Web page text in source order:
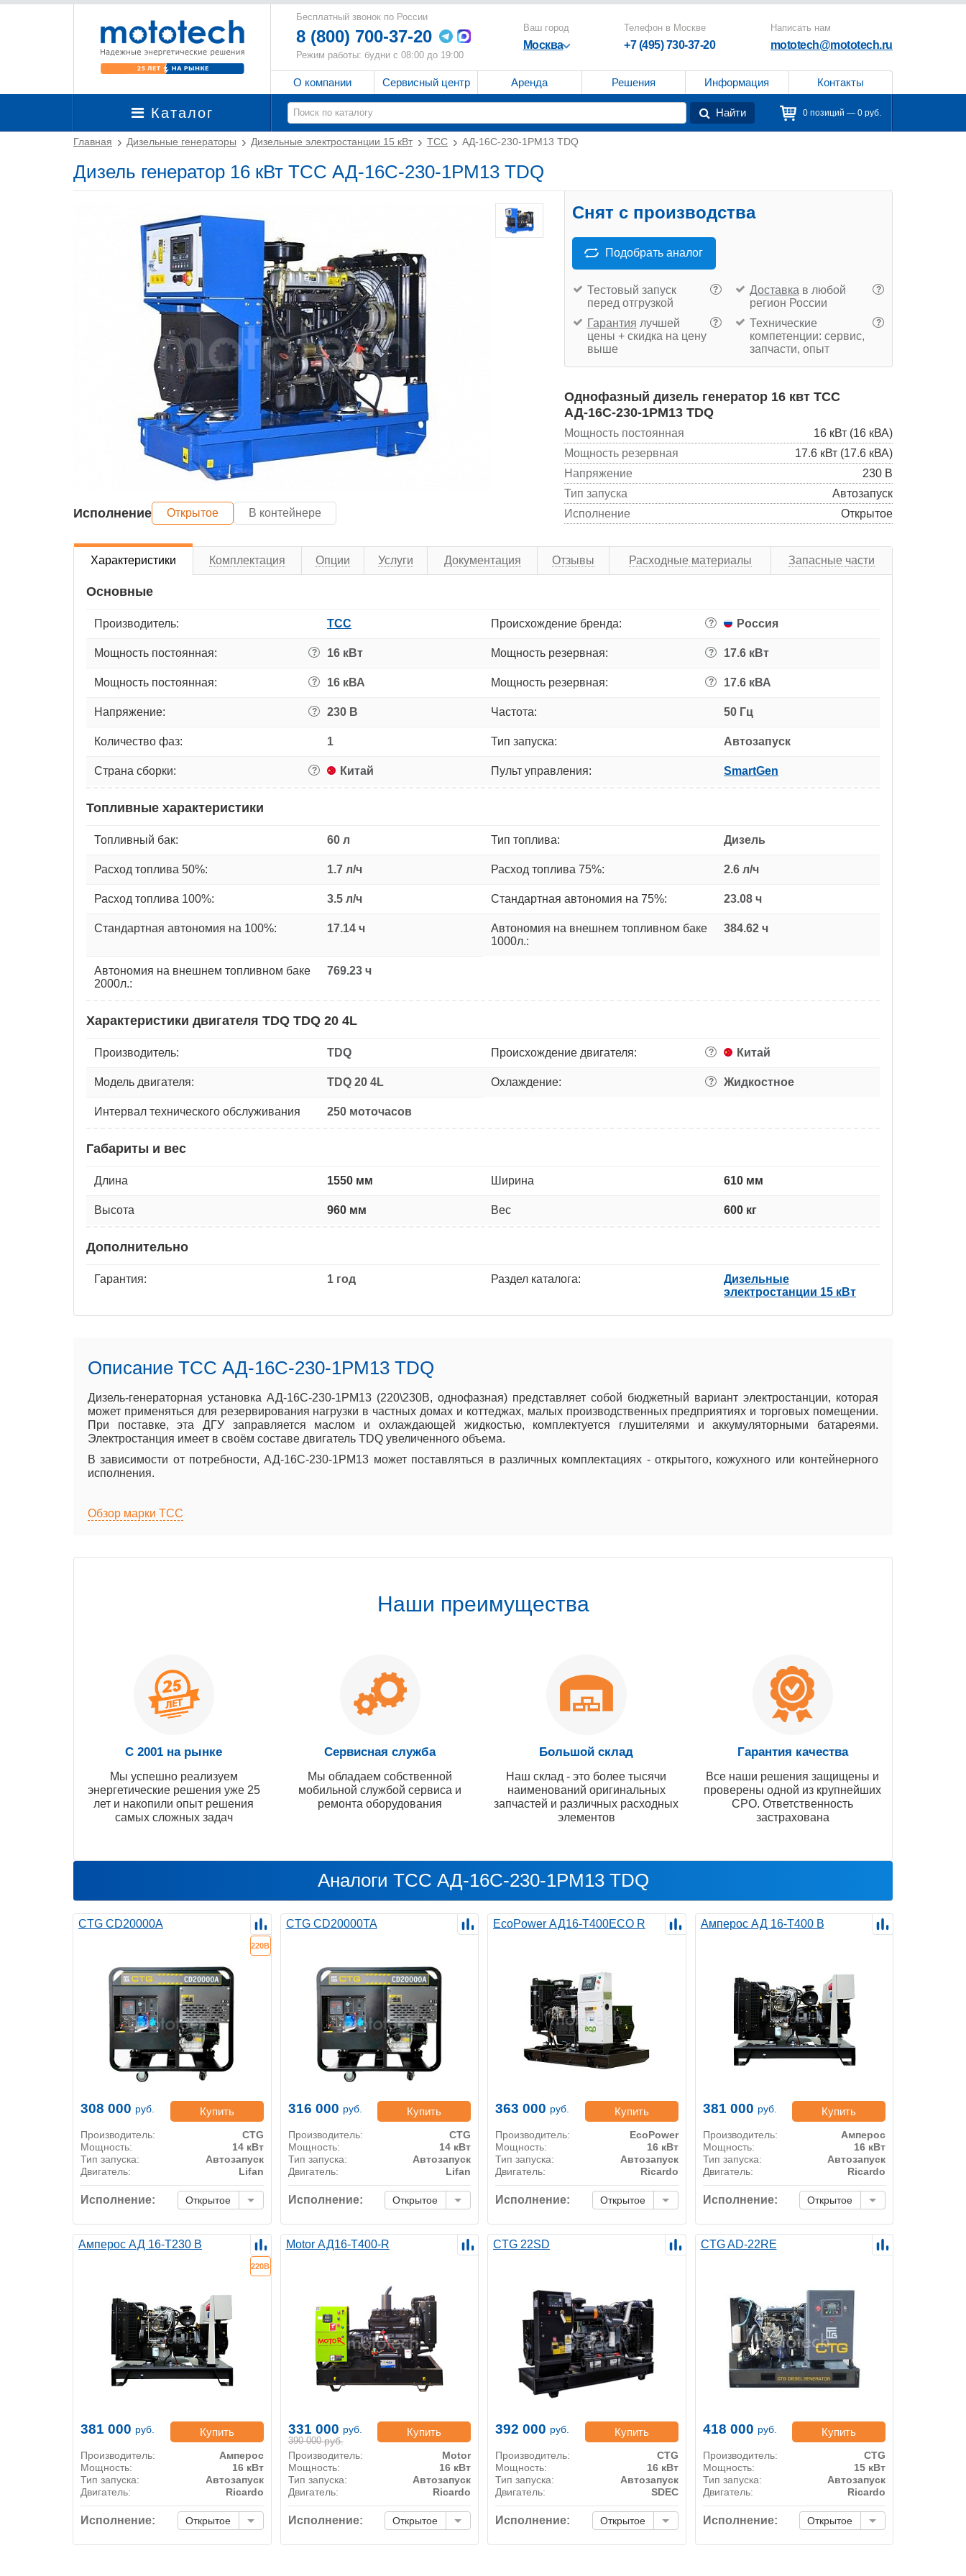
Бесплатный звонок по России
8 (800) 700-37-20
Режим работы: будни с 08:00 до 19:00
Ваш город
Москва
Телефон в Москве
+7 (495) 730-37-20
Написать нам
mototech@mototech.ru
О компании Сервисный центр Аренда Решения Информация Контакты
Каталог Найти 0 позиций — 0 руб.
Главная Дизельные генераторы Дизельные электростанции 15 кВт ТСС АД-16С-230-1РМ13 TDQ
Дизель генератор 16 кВт ТСС АД-16С-230-1РМ13 TDQ
Исполнение Открытое В контейнере
Снят с производства
Подобрать аналог
?
Тестовый запуск
перед отгрузкой
?
Доставка в любой
регион России
?
Гарантия лучшей
цены + скидка на цену
выше
?
Технические
компетенции: сервис,
запчасти, опыт
Однофазный дизель генератор 16 квт ТСС
АД-16С-230-1РМ13 TDQ
Мощность постоянная
16 кВт (16 кВА)
Мощность резервная
17.6 кВт (17.6 кВА)
Напряжение
230 В
Тип запуска
Автозапуск
Исполнение
Открытое
Характеристики Комплектация Опции Услуги Документация Отзывы Расходные материалы Запасные части
Основные
Производитель: ТСС Происхождение бренда: ? Россия
Мощность постоянная: ? 16 кВт Мощность резервная: ? 17.6 кВт
Мощность постоянная: ? 16 кВА Мощность резервная: ? 17.6 кВА
Напряжение: ? 230 В Частота: 50 Гц
Количество фаз: 1 Тип запуска: Автозапуск
Страна сборки: ? Китай Пульт управления: SmartGen
Топливные характеристики
Топливный бак: 60 л Тип топлива: Дизель
Расход топлива 50%: 1.7 л/ч Расход топлива 75%: 2.6 л/ч
Расход топлива 100%: 3.5 л/ч Стандартная автономия на 75%: 23.08 ч
Стандартная автономия на 100%: 17.14 ч
Автономия на внешнем топливном баке
1000л.:
384.62 ч
Автономия на внешнем топливном баке
2000л.:
769.23 ч
Характеристики двигателя TDQ TDQ 20 4L
Производитель: TDQ Происхождение двигателя: ? Китай
Модель двигателя: TDQ 20 4L Охлаждение: ? Жидкостное
Интервал технического обслуживания 250 моточасов
Габариты и вес
Длина 1550 мм Ширина 610 мм
Высота 960 мм Вес 600 кг
Дополнительно
Гарантия: 1 год Раздел каталога:
Дизельные
электростанции 15 кВт
Описание ТСС АД-16С-230-1РМ13 TDQ
Дизель-генераторная установка АД-16С-230-1РМ13 (220\230В, однофазная) представляет собой бюджетный вариант электростанции, которая
может применяться для резервирования нагрузки в частных домах и коттеджах, малых производственных предприятиях и торговых помещении.
При поставке, эта ДГУ заправляется маслом и охлаждающей жидкостью, комплектуется глушителями и аккумуляторными батареями.
Электростанция имеет в своём составе двигатель TDQ увеличенного объема.
В зависимости от потребности, АД-16С-230-1РМ13 может поставляться в различных комплектациях - открытого, кожухного или контейнерного
исполнения.
Обзор марки ТСС
Наши преимущества
С 2001 на рынке
Мы успешно реализуем
энергетические решения уже 25
лет и накопили опыт решения
самых сложных задач
Сервисная служба
Мы обладаем собственной
мобильной службой сервиса и
ремонта оборудования
Большой склад
Наш склад - это более тысячи
наименований оригинальных
запчастей и различных расходных
элементов
Гарантия качества
Все наши решения защищены и
проверены одной из крупнейших
СРО. Ответственность
застрахована
Аналоги ТСС АД-16С-230-1РМ13 TDQ
CTG CD20000A
220В
308 000 руб. Купить
Производитель:
CTG
Мощность:
14 кВт
Тип запуска:
Автозапуск
Двигатель:
Lifan
Исполнение: Открытое
CTG CD20000TA
316 000 руб. Купить
Производитель:
CTG
Мощность:
14 кВт
Тип запуска:
Автозапуск
Двигатель:
Lifan
Исполнение: Открытое
EcoPower АД16-T400ECO R
363 000 руб. Купить
Производитель:
EcoPower
Мощность:
16 кВт
Тип запуска:
Автозапуск
Двигатель:
Ricardo
Исполнение: Открытое
Амперос АД 16-Т400 B
381 000 руб. Купить
Производитель:
Амперос
Мощность:
16 кВт
Тип запуска:
Автозапуск
Двигатель:
Ricardo
Исполнение: Открытое
Амперос АД 16-Т230 B
220В
381 000 руб. Купить
Производитель:
Амперос
Мощность:
16 кВт
Тип запуска:
Автозапуск
Двигатель:
Ricardo
Исполнение: Открытое
Motor АД16-Т400-R
390 000 руб.
331 000 руб. Купить
Производитель:
Motor
Мощность:
16 кВт
Тип запуска:
Автозапуск
Двигатель:
Ricardo
Исполнение: Открытое
CTG 22SD
392 000 руб. Купить
Производитель:
CTG
Мощность:
16 кВт
Тип запуска:
Автозапуск
Двигатель:
SDEC
Исполнение: Открытое
CTG AD-22RE
418 000 руб. Купить
Производитель:
CTG
Мощность:
15 кВт
Тип запуска:
Автозапуск
Двигатель:
Ricardo
Исполнение: Открытое